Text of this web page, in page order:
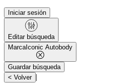
Iniciar sesión
Editar búsqueda
MarcaIconic Autobody
Guardar búsqueda
< Volver |